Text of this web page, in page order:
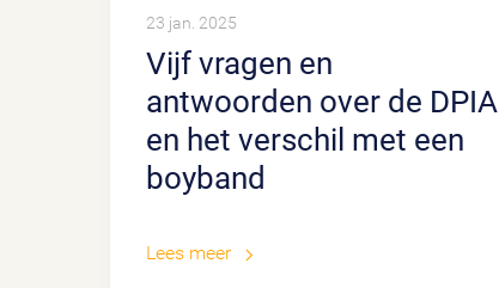
Vijf vragen en
antwoorden over de DPIA
en het verschil met een
boyband
23 jan. 2025
Lees meer